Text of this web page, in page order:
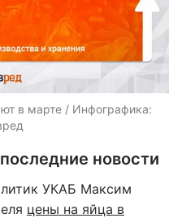
в марте / Инфографика:
новости
УКАБ Максим
цены на яйца в